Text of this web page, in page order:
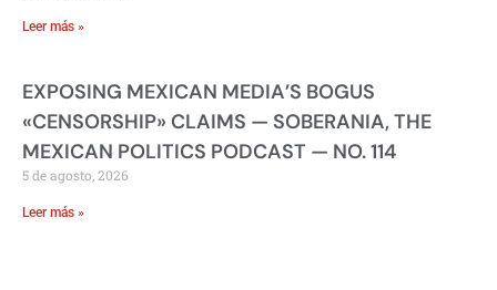
Leer más »
EXPOSING MEXICAN MEDIA’S BOGUS
«CENSORSHIP» CLAIMS — SOBERANIA, THE
MEXICAN POLITICS PODCAST — NO. 114
5 de agosto, 2026
Leer más »